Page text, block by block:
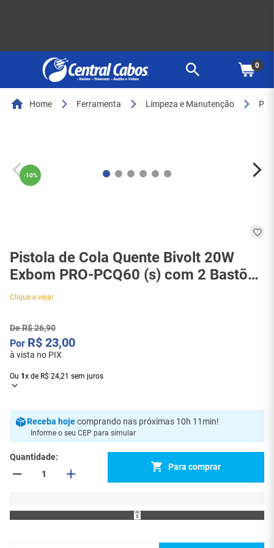
0
Home Ferramenta Limpeza e Manutenção
-10%
Pistola de Cola Quente Bivolt 20W
Exbom PRO-PCQ60 (s) com 2 Bastões
– 135 °C - 2277
Clique e veja!
DeR$26,90
R$ 23,00
à vista no PIX
Ou 1 x de R$ 24,21 sem juros
Receba hojecomprando nas próximas 10h 11min!
Informe o seu CEP para simular
Quantidade
Para comprar